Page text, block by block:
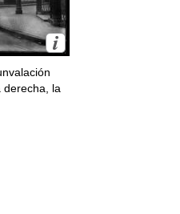
derecha, la